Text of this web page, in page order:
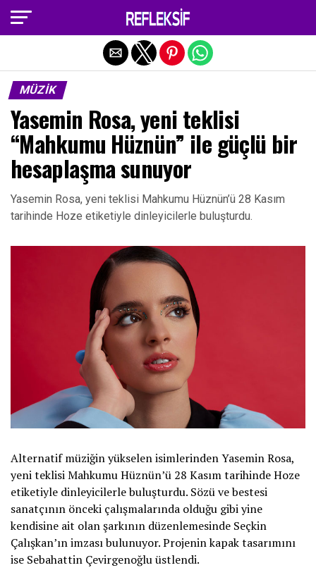
MÜZIK
Yasemin Rosa, yeni teklisi
“Mahkumu Hüznün” ile güçlü bir
hesaplaşma sunuyor
Yasemin Rosa, yeni teklisi Mahkumu Hüznün’ü 28 Kasım
tarihinde Hoze etiketiyle dinleyicilerle buluşturdu.
Alternatif müziğin yükselen isimlerinden Yasemin Rosa,
yeni teklisi Mahkumu Hüznün’ü 28 Kasım tarihinde Hoze
etiketiyle dinleyicilerle buluşturdu. Sözü ve bestesi
sanatçının önceki çalışmalarında olduğu gibi yine
kendisine ait olan şarkının düzenlemesinde Seçkin
Çalışkan’ın imzası bulunuyor. Projenin kapak tasarımını
ise Sebahattin Çevirgenoğlu üstlendi.
Exit mobile version